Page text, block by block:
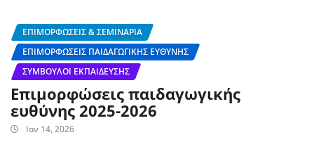
ΕΠΙΜΟΡΦΏΣΕΙΣ & ΣΕΜΙΝΆΡΙΑ
ΕΠΙΜΟΡΦΏΣΕΙΣ ΠΑΙΔΑΓΩΓΙΚΉΣ ΕΥΘΎΝΗΣ
ΣΎΜΒΟΥΛΟΙ ΕΚΠΑΊΔΕΥΣΗΣ
Επιμορφώσεις παιδαγωγικής
ευθύνης 2025-2026
Ιαν 14, 2026